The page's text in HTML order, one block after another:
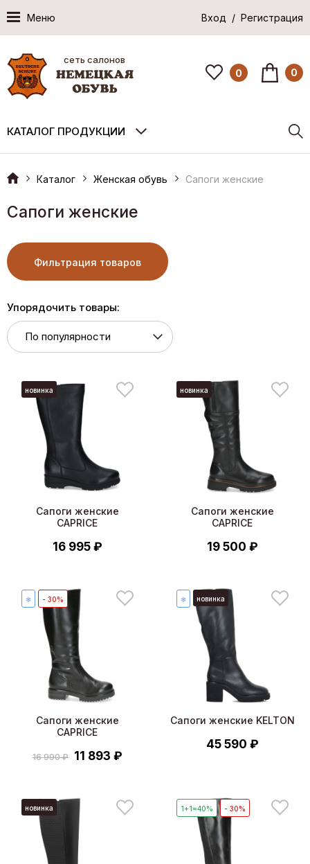
Меню Вход / Регистрация
сеть салонов
0 0
КАТАЛОГ ПРОДУКЦИИ
Каталог Женская обувь Сапоги женские
Сапоги женские
Фильтрация товаров
Упорядочить товары:
новинка
Сапоги женские
CAPRICE
16 995 ₽
новинка
Сапоги женские
CAPRICE
19 500 ₽
❄ - 30%
Сапоги женские
CAPRICE
16 990 ₽ 11 893 ₽
❄ новинка
Сапоги женские KELTON
45 590 ₽
новинка 1+1=40% - 30%